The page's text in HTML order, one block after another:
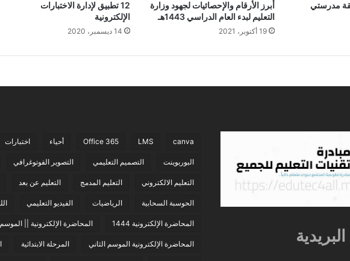
مدرستي
أبرز الأرقام والإحصائيات لجهود وزارة
التعليم لبدء العام الدراسي 1443هـ
19 أكتوبر، 2021
12 تطبيق لإدارة الاختبارات
الإلكترونية
14 ديسمبر، 2020
canva
LMS
Office 365 أحياء اختبارات
البوربوينت التصميم التعليمي التصوير الفوتوغرافي
التعليم الالكتروني التعليم المدمج التعليم عن بعد
الحوسبة السحابية الرياضيات الفيديو التعليمي
المحاضرة الإلكترونية 1444 المحاضرة الإلكترونية ||
المحاضرة الإلكترونية الموسم الثاني المرحلة الابتدائية